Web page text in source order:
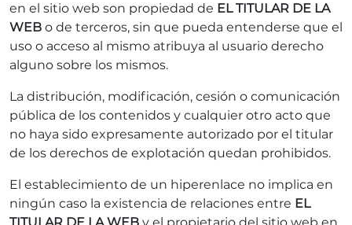
en el sitio web son propiedad de EL TITULAR DE LA
WEB o de terceros, sin que pueda entenderse que el
uso o acceso al mismo atribuya al usuario derecho
alguno sobre los mismos.
La distribución, modificación, cesión o comunicación
pública de los contenidos y cualquier otro acto que
no haya sido expresamente autorizado por el titular
de los derechos de explotación quedan prohibidos.
El establecimiento de un hiperenlace no implica en
ningún caso la existencia de relaciones entre EL